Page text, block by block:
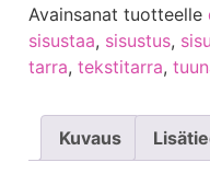
Avainsanat tuotteelle
sisustaa, sisustus,
tarra, tekstitarra,
Kuvaus